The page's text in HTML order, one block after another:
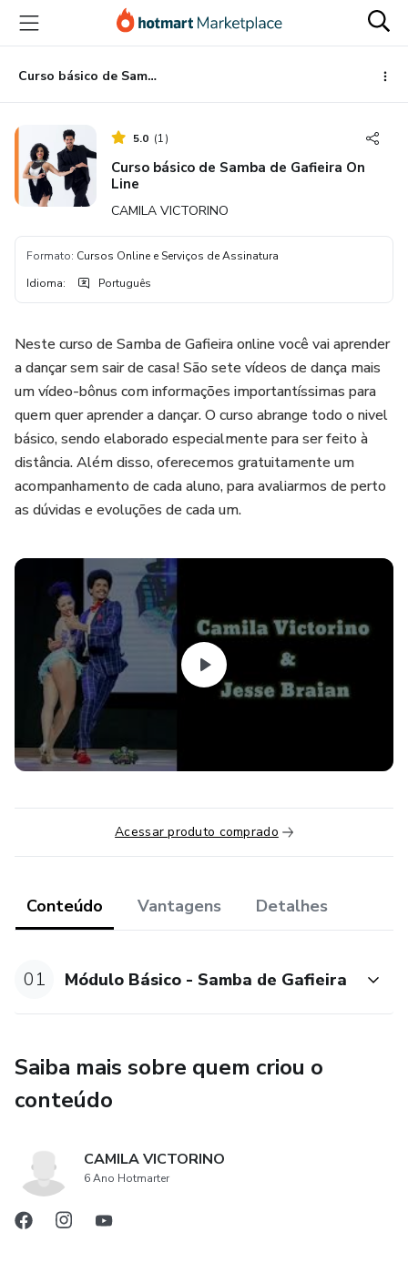
para
conteúdo
principal
para
pagamento
para
rodapé
Curso básico de Samba de Gafieira On Line
5.0 (1)
Curso básico de Samba de Gafieira On
Line
CAMILA VICTORINO
Formato: Cursos Online e Serviços de Assinatura
Idioma: Português
Neste curso de Samba de Gafieira online você vai aprender
a dançar sem sair de casa! São sete vídeos de dança mais
um vídeo-bônus com informações importantíssimas para
quem quer aprender a dançar. O curso abrange todo o nivel
básico, sendo elaborado especialmente para ser feito à
distância. Além disso, oferecemos gratuitamente um
acompanhamento de cada aluno, para avaliarmos de perto
as dúvidas e evoluções de cada um.
Acessar produto comprado
Conteúdo Vantagens Detalhes
01 Módulo Básico - Samba de Gafieira
Saiba mais sobre quem criou o
conteúdo
CAMILA VICTORINO
6 Ano Hotmarter